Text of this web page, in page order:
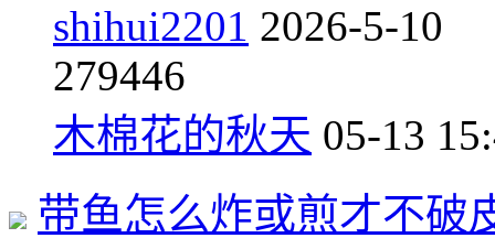
shihui2201 2026-5-10
279446
木棉花的秋天 05-13
带鱼怎么炸或煎才不破